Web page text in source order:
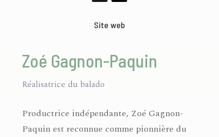
Site web
Zoé Gagnon-Paquin
Réalisatrice du balado
Productrice indépendante, Zoé Gagnon-
Paquin est reconnue comme pionnière du